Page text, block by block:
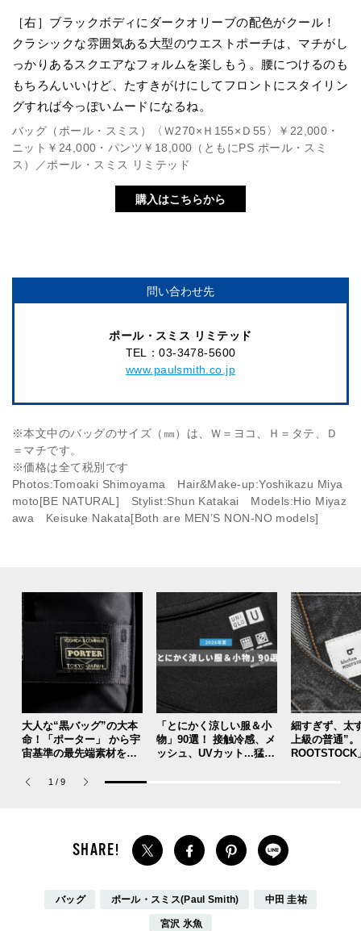
［右］ブラックボディにダークオリーブの配色がクール！
クラシックな雰囲気ある大型のウエストポーチは、マチがし
っかりあるスクエアなフォルムを楽しもう。腰につけるのも
もちろんいいけど、たすきがけにしてフロントにスタイリン
グすれば今っぽいムードになるね。
バッグ（ポール・スミス）〈Ｗ270×Ｈ155×Ｄ55〉￥22,000・
ニット￥24,000・パンツ￥18,000（ともにPS ポール・スミ
ス）／ポール・スミス リミテッド
購入はこちらから
問い合わせ先
ポール・スミス リミテッド
TEL：03-3478-5600
www.paulsmith.co.jp
※本文中のバッグのサイズ（㎜）は、Ｗ＝ヨコ、Ｈ＝タテ、Ｄ
＝マチです。
※価格は全て税別です
Photos:Tomoaki Shimoyama Hair&Make-up:Yoshikazu Miya
moto[BE NATURAL] Stylist:Shun Katakai Models:Hio Miyaz
awa Keisuke Nakata[Both are MEN’S NON-NO models]
大人な“黒バッグ”の大本
命！「ポーター」 から宇
宙基準の最先端素材を採
場！
「とにかく涼しい服＆小
物」90選！ 接触冷感、メ
ッシュ、UVカット...猛暑
細すぎず、太
上級の普通”
ROOTSTOCK
1 / 9
バッグ ポール・スミス(Paul Smith) 中田 圭祐
宮沢 氷魚